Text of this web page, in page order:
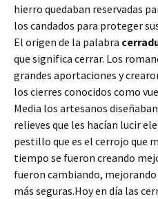
hierro quedaban reservadas
los candados para proteger
El origen de la palabra
que significa cerrar. Los
grandes aportaciones y
los cierres conocidos como
Media los artesanos
relieves que les hacían lucir
pestillo que es el cerrojo que
tiempo se fueron creando
fueron cambiando, mejorando
más seguras.Hoy en día las